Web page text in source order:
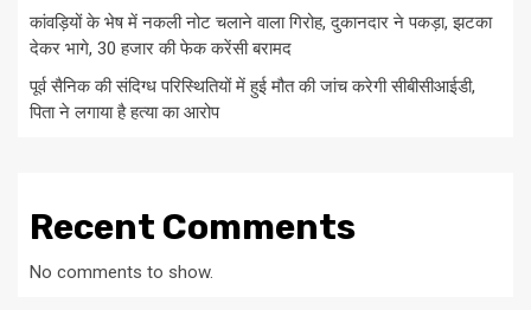
कांवड़ियों के भेष में नकली नोट चलाने वाला गिरोह, दुकानदार ने पकड़ा, झटका
देकर भागे, 30 हजार की फेक करेंसी बरामद
पूर्व सैनिक की संदिग्ध परिस्थितियों में हुई मौत की जांच करेगी सीबीसीआईडी,
पिता ने लगाया है हत्या का आरोप
Recent Comments
No comments to show.